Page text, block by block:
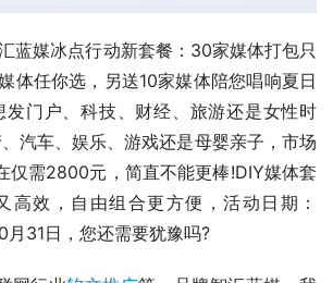
体任你选，另送10家媒体陪您唱响夏日
发门户、科技、财经、旅游还是女性时
汽车、娱乐、游戏还是母婴亲子，市场
仅需2800元，简直不能更棒!DIY媒体套
高效，自由组合更方便，活动日期：
月31日，您还需要犹豫吗?